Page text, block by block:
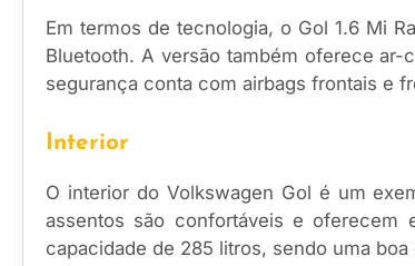
Em termos de tecnologia, o Gol 1.6 Mi
Bluetooth. A versão também oferece
segurança conta com airbags frontais e
Interior
O interior do Volkswagen Gol é um
assentos são confortáveis e oferecem
capacidade de 285 litros, sendo uma